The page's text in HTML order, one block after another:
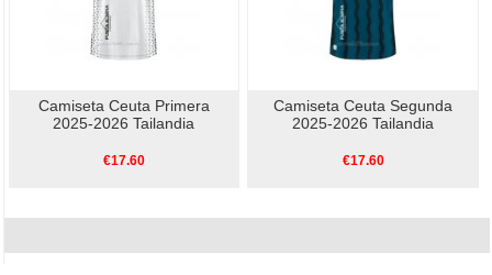
Camiseta Ceuta Primera
2025-2026 Tailandia
€17.60
Camiseta Ceuta Segunda
2025-2026 Tailandia
€17.60